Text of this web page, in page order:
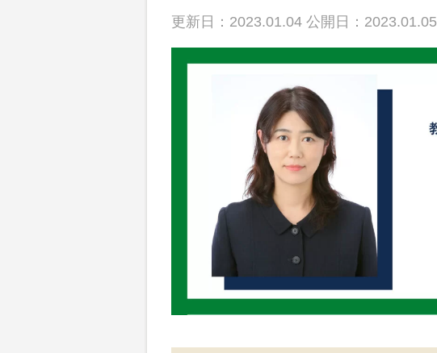
散骨
更新日：2023.01.04 公開日：2023.01.05